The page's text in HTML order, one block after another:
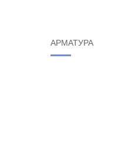
АРМАТУРА